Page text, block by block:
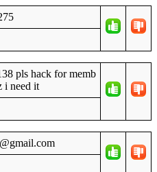
pls hack for memb
i need it